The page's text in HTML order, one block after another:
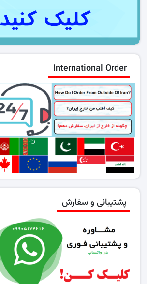
International Order
پشتیبانی و سفارش